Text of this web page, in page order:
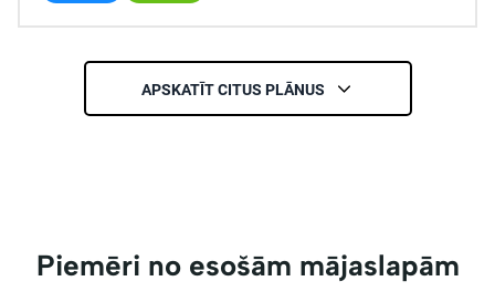
APSKATĪT CITUS PLĀNUS
Piemēri no esošām mājaslapām